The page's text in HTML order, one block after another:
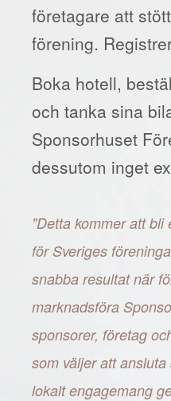
företagare att
förening.
Boka hotell,
och tanka sina
Sponsorhuset
dessutom inget
"Detta kommer att
för Sveriges
snabba resultat när
marknadsföra
sponsorer, företag
som väljer att
lokalt engagemang